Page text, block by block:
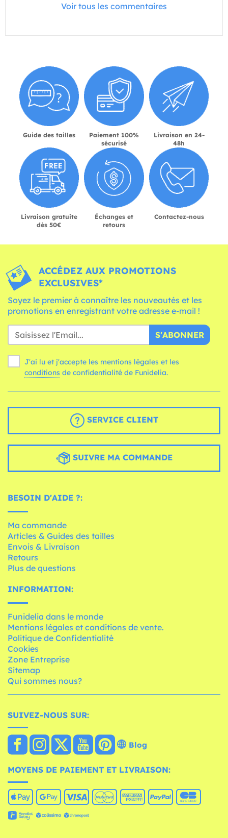
Voir tous les commentaires
Guide des tailles
Paiement 100%
sécurisé
Livraison en 24-
48h
Livraison gratuite
dès 50€
Échanges et
retours
Contactez-nous
ACCÉDEZ AUX PROMOTIONS
EXCLUSIVES*
Soyez le premier à connaître les nouveautés et les
promotions en enregistrant votre adresse e-mail !
S'ABONNER
J'ai lu et j'accepte les mentions légales et les
conditions de confidentialité de Funidelia.
SERVICE CLIENT
SUIVRE MA COMMANDE
BESOIN D'AIDE ?:
Ma commande
Articles & Guides des tailles
Envois & Livraison
Retours
Plus de questions
INFORMATION:
Funidelia dans le monde
Mentions légales et conditions de vente.
Politique de Confidentialité
Cookies
Zone Entreprise
Sitemap
Qui sommes nous?
SUIVEZ-NOUS SUR:
Blog
MOYENS DE PAIEMENT ET LIVRAISON: